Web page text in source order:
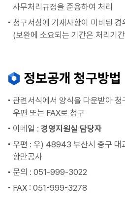
사무처리규정을 준용하여 처리
청구서상에 기재사항이 미비된
(보완에 소요되는 기간은 처리기
정보공개 청구방법
관련서식에서 양식을 다운받아
우편 또는 FAX로 청구
이메일 : 경영지원실 담당자
우편 : 우) 48943 부산시 중구 대
항만공사
문의 : 051-999-3022
FAX : 051-999-3278